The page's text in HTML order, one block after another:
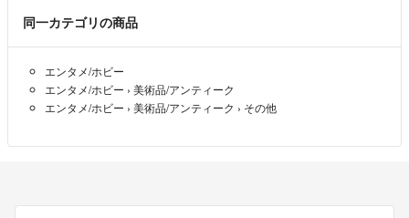
同一カテゴリの商品
エンタメ/ホビー
エンタメ/ホビー › 美術品/アンティーク
エンタメ/ホビー › 美術品/アンティーク › その他